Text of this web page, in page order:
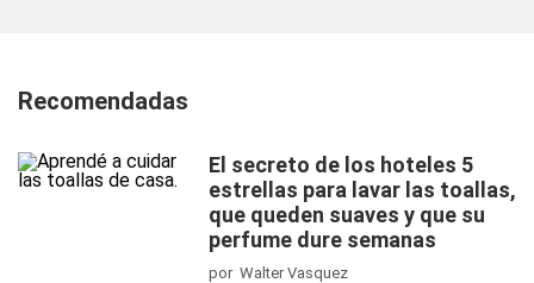
Recomendadas
El secreto de los hoteles 5
estrellas para lavar las toallas,
que queden suaves y que su
perfume dure semanas
por Walter Vasquez